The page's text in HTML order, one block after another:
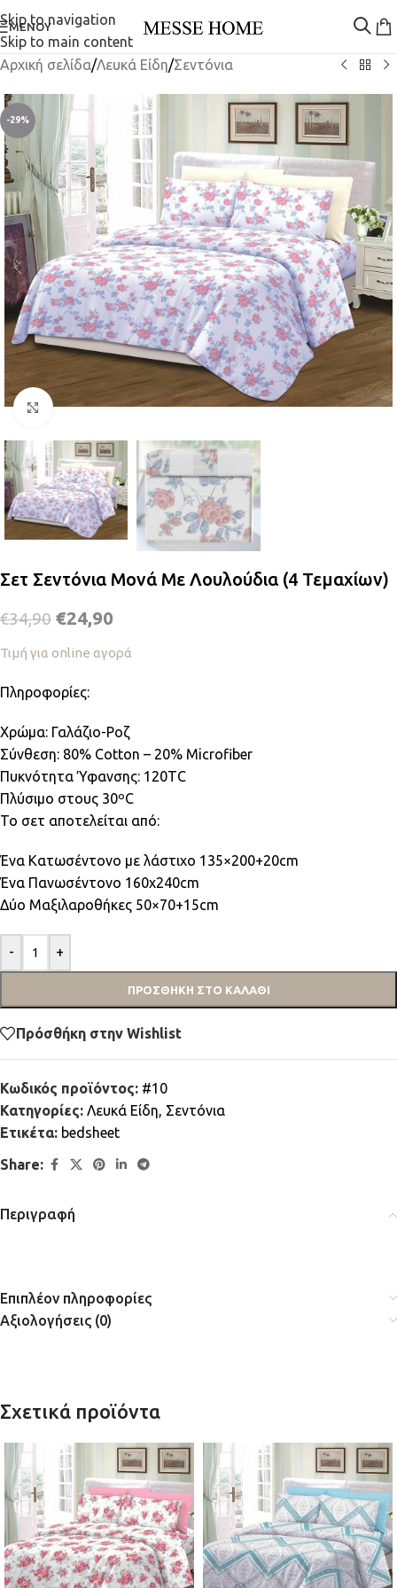
Skip to navigation
Skip to main content
ΜΕΝΟΎ
Αρχική σελίδα/Λευκά Είδη/Σεντόνια
-29%
Κλικ για μεγέθυνση
Σετ Σεντόνια Μονά Με Λουλούδια (4 Τεμαχίων)
€34,90 €24,90
Τιμή για online αγορά
Πληροφορίες:
Χρώμα: Γαλάζιο-Ροζ
Σύνθεση: 80% Cotton – 20% Microfiber
Πυκνότητα Ύφανσης: 120TC
Πλύσιμο στους 30ºC
Το σετ αποτελείται από:
Ένα Κατωσέντονο με λάστιχο 135×200+20cm
Ένα Πανωσέντονο 160x240cm
Δύο Μαξιλαροθήκες 50×70+15cm
- +
ΠΡΟΣΘΉΚΗ ΣΤΟ ΚΑΛΆΘΙ
Πρόσθήκη στην Wishlist
Κωδικός προϊόντος: #10
Κατηγορίες: Λευκά Είδη, Σεντόνια
Ετικέτα: bedsheet
Share:
Περιγραφή
Επιπλέον πληροφορίες
Αξιολογήσεις (0)
Σχετικά προϊόντα